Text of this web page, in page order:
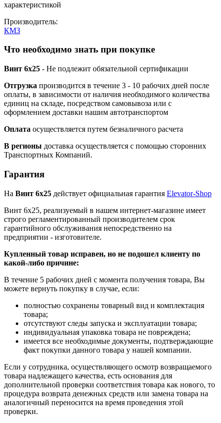
характеристикой
Производитель:
КМЗ
Что необходимо знать при покупке
Винт 6х25 - Не подлежит обязательной сертификации
Отгрузка производится в течение 3 - 10 рабочих дней после
оплаты, в зависимости от наличия необходимого количества
единиц на складе, посредством самовывоза или с
оформлением доставки нашим автотранспортом
Оплата осуществляется путем безналичного расчета
В регионы доставка осуществляется с помощью сторонних
Транспортных Компаний.
Гарантия
На Винт 6х25 действует официальная гарантия Elevator-Shop
Винт 6х25, реализуемый в нашем интернет-магазине имеет
строго регламентированный производителем срок
гарантийного обслуживания непосредственно на
предприятии - изготовителе.
Купленный товар исправен, но не подошел клиенту по
какой-либо причине:
В течение 5 рабочих дней с момента получения товара, Вы
можете вернуть покупку в случае, если:
полностью сохранены товарный вид и комплектация
товара;
отсутствуют следы запуска и эксплуатации товара;
индивидуальная упаковка товара не повреждена;
имеется все необходимые документы, подтверждающие
факт покупки данного товара у нашей компании.
Если у сотрудника, осуществляющего осмотр возвращаемого
товара надлежащего качества, есть основания для
дополнительной проверки соответствия товара как нового, то
процедура возврата денежных средств или замена товара на
аналогичный переносится на время проведения этой
проверки.